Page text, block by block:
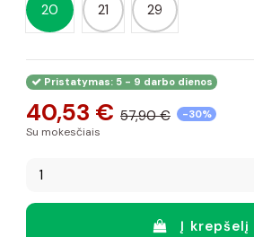
20 21 29
Pristatymas: 5 - 9 darbo dienos
40,53 € 57,90 € -30%
Su mokesčiais
Į krepšelį